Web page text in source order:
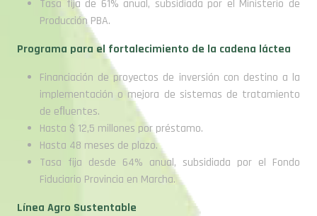
Tasa fija de 61% anual, subsidiada por el Ministerio de
Producción PBA.
Programa para el fortalecimiento de la cadena láctea
Financiación de proyectos de inversión con destino a la
implementación o mejora de sistemas de tratamiento
de eﬂuentes.
Hasta $ 12,5 millones por préstamo.
Hasta 48 meses de plazo.
Tasa fija desde 64% anual, subsidiada por el Fondo
Fiduciario Provincia en Marcha.
Línea Agro Sustentable